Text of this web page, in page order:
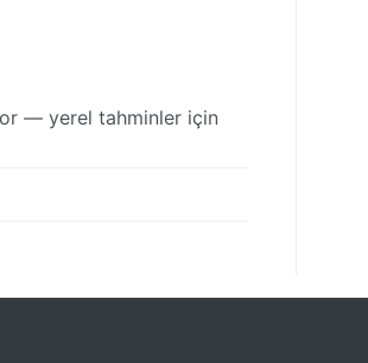
— yerel tahminler için